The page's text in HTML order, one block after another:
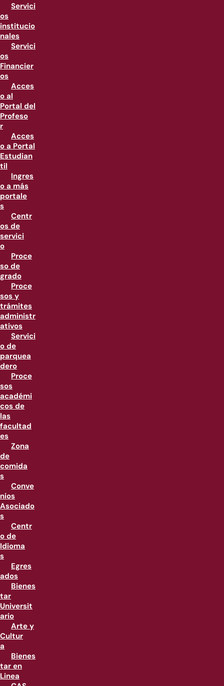
Servici
os
institucio
nales
Servici
os
Financier
os
Acces
o al
Portal del
Profeso
r
Acces
o a Portal
Estudian
til
Ingres
o a más
portale
s
Centr
os de
servici
o
Proce
so de
grado
Proce
sos y
trámites
administr
ativos
Servici
o de
parquea
dero
Proce
sos
académi
cos de
las
facultad
es
Zona
de
comida
s
Conve
nios
Asociado
s
Centr
o de
Idioma
s
Egres
ados
Bienes
tar
Universit
ario
Arte y
Cultur
a
Bienes
tar en
Linea